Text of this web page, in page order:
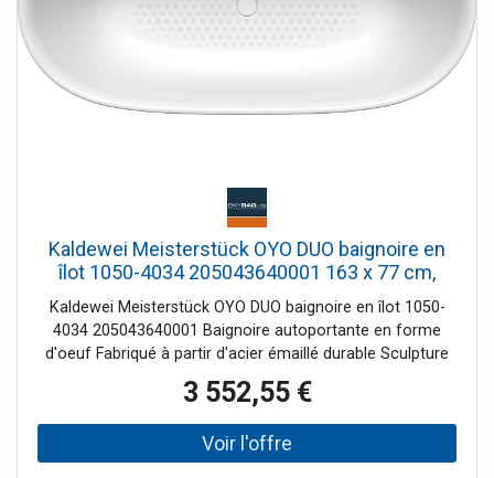
Kaldewei Meisterstück OYO DUO baignoire en
îlot 1050-4034 205043640001 163 x 77 cm,
avec trop-plein, blanc alpin
Kaldewei Meisterstück OYO DUO baignoire en îlot 1050-
4034 205043640001 Baignoire autoportante en forme
d'oeuf Fabriqué à partir d'acier émaillé durable Sculpture
au design gracieux - semble presque flotter dans l'espace
Deux inclinaisons de dos identiques Avec bonde centrale à
ouverture par poussée, avec couvercle de bonde en émail
Avec débordement de conception Note d'installation :
3 552,55 €